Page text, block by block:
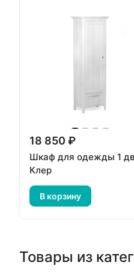
18 850 ₽
Шкаф для одежды 1
Клер
В корзину
Товары из